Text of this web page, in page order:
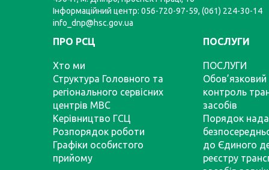
Інформаційний центр: 056-720-97-59, (061) 224-30-14
info_dnp@hsc.gov.ua
ПРО РСЦ
Хто ми
Структура Головного та
регіонального сервісних
центрів МВС
Керівництво ГСЦ
Розпорядок роботи
Графіки особистого
прийому
ПОСЛУГИ
ПОСЛУГИ
Обов’язковий
контроль
засобів
Порядок
до Єдиного
реєстру